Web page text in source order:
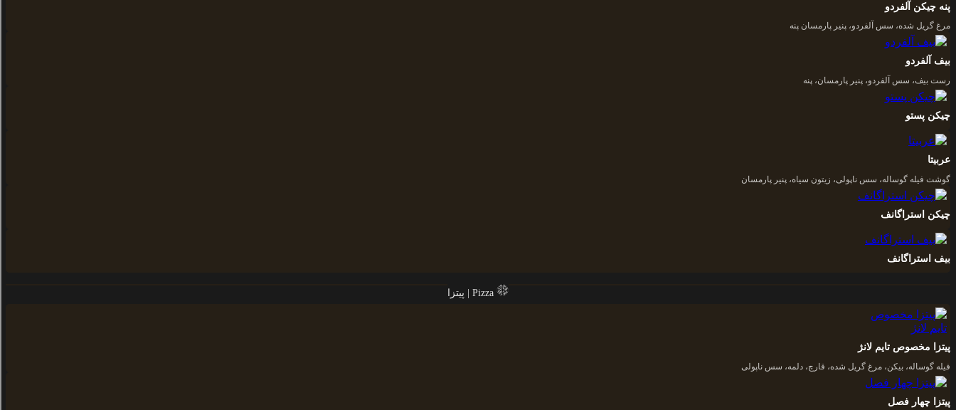
پنه چیکن آلفردو
مرغ گریل شده، سس آلفردو، پنیر پارمسان پنه
بیف آلفردو
رست بیف، سس آلفردو، پنیر پارمسان، پنه
چیکن پستو
عربیتا
گوشت فیله گوساله، سس ناپولی، زیتون سیاه، پنیر پارمسان
چیکن استراگانف
بیف استراگانف
پیتزا | Pizza
پیتزا مخصوص تایم لانژ
فیله گوساله، بیکن، مرغ گریل شده، قارچ، دلمه، سس ناپولی
پیتزا چهار فصل